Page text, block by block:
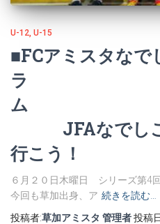
U-12 U-15
■FCアミスタな
ラ
JFAなでしこ
行こう！
６月２０日木曜日 シリーズ第4
今回も草加出身、ア 続きを読む…
投稿者:草加アミスタ 管理者投稿